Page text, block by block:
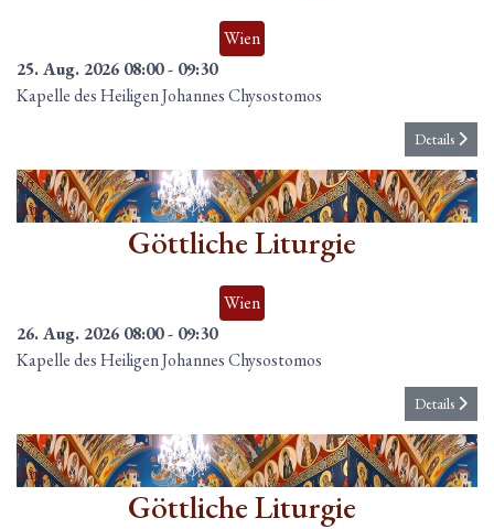
Wien
25. Aug. 2026 08:00- 09:30
Kapelle des Heiligen Johannes Chysostomos
Details
26
Aug.
Göttliche Liturgie
Wien
26. Aug. 2026 08:00- 09:30
Kapelle des Heiligen Johannes Chysostomos
Details
27
Aug.
Göttliche Liturgie